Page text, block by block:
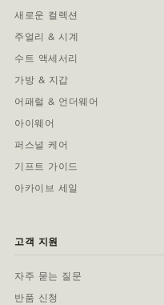
새로운 컬렉션
주얼리 & 시계
수트 액세서리
가방 & 지갑
어패럴 & 언더웨어
아이웨어
퍼스널 케어
기프트 가이드
아카이브 세일
고객 지원
자주 묻는 질문
반품 신청